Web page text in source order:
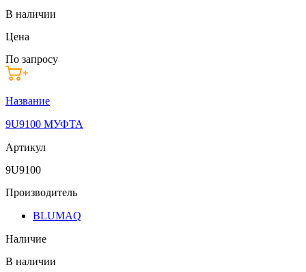
В наличии
Цена
По запросу
Название
9U9100 МУФТА
Артикул
9U9100
Производитель
BLUMAQ
Наличие
В наличии